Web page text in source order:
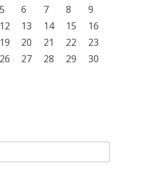
5 6 7 8
9
12 13 14 15
16
19 20 21 22
23
26 27 28 29
30